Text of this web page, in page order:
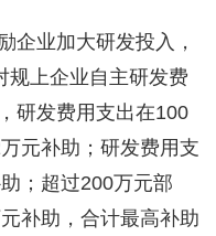
企业加大研发投入，
规上企业自主研发费
研发费用支出在100
元补助；研发费用支
；超过200万元部
补助，合计最高补助